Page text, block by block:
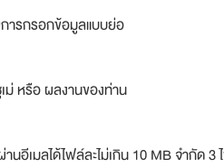
ารกรอกข้อมูลแบบย่อ
ม่ หรือ ผลงานของท่าน
นอีเมลได้ไฟล์ละไม่เกิน 10 MB จำกัด 3